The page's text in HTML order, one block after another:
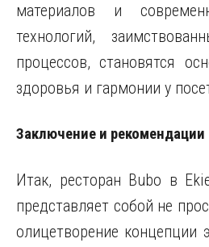
материалов и
технологий,
процессов, становятся
здоровья и гармонии у
Заключение и рекомендации
Итак, ресторан Bubo в
представляет собой не
олицетворение концепции